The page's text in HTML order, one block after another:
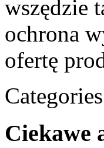
wszędzie
ochrona
ofertę
Ciekawe